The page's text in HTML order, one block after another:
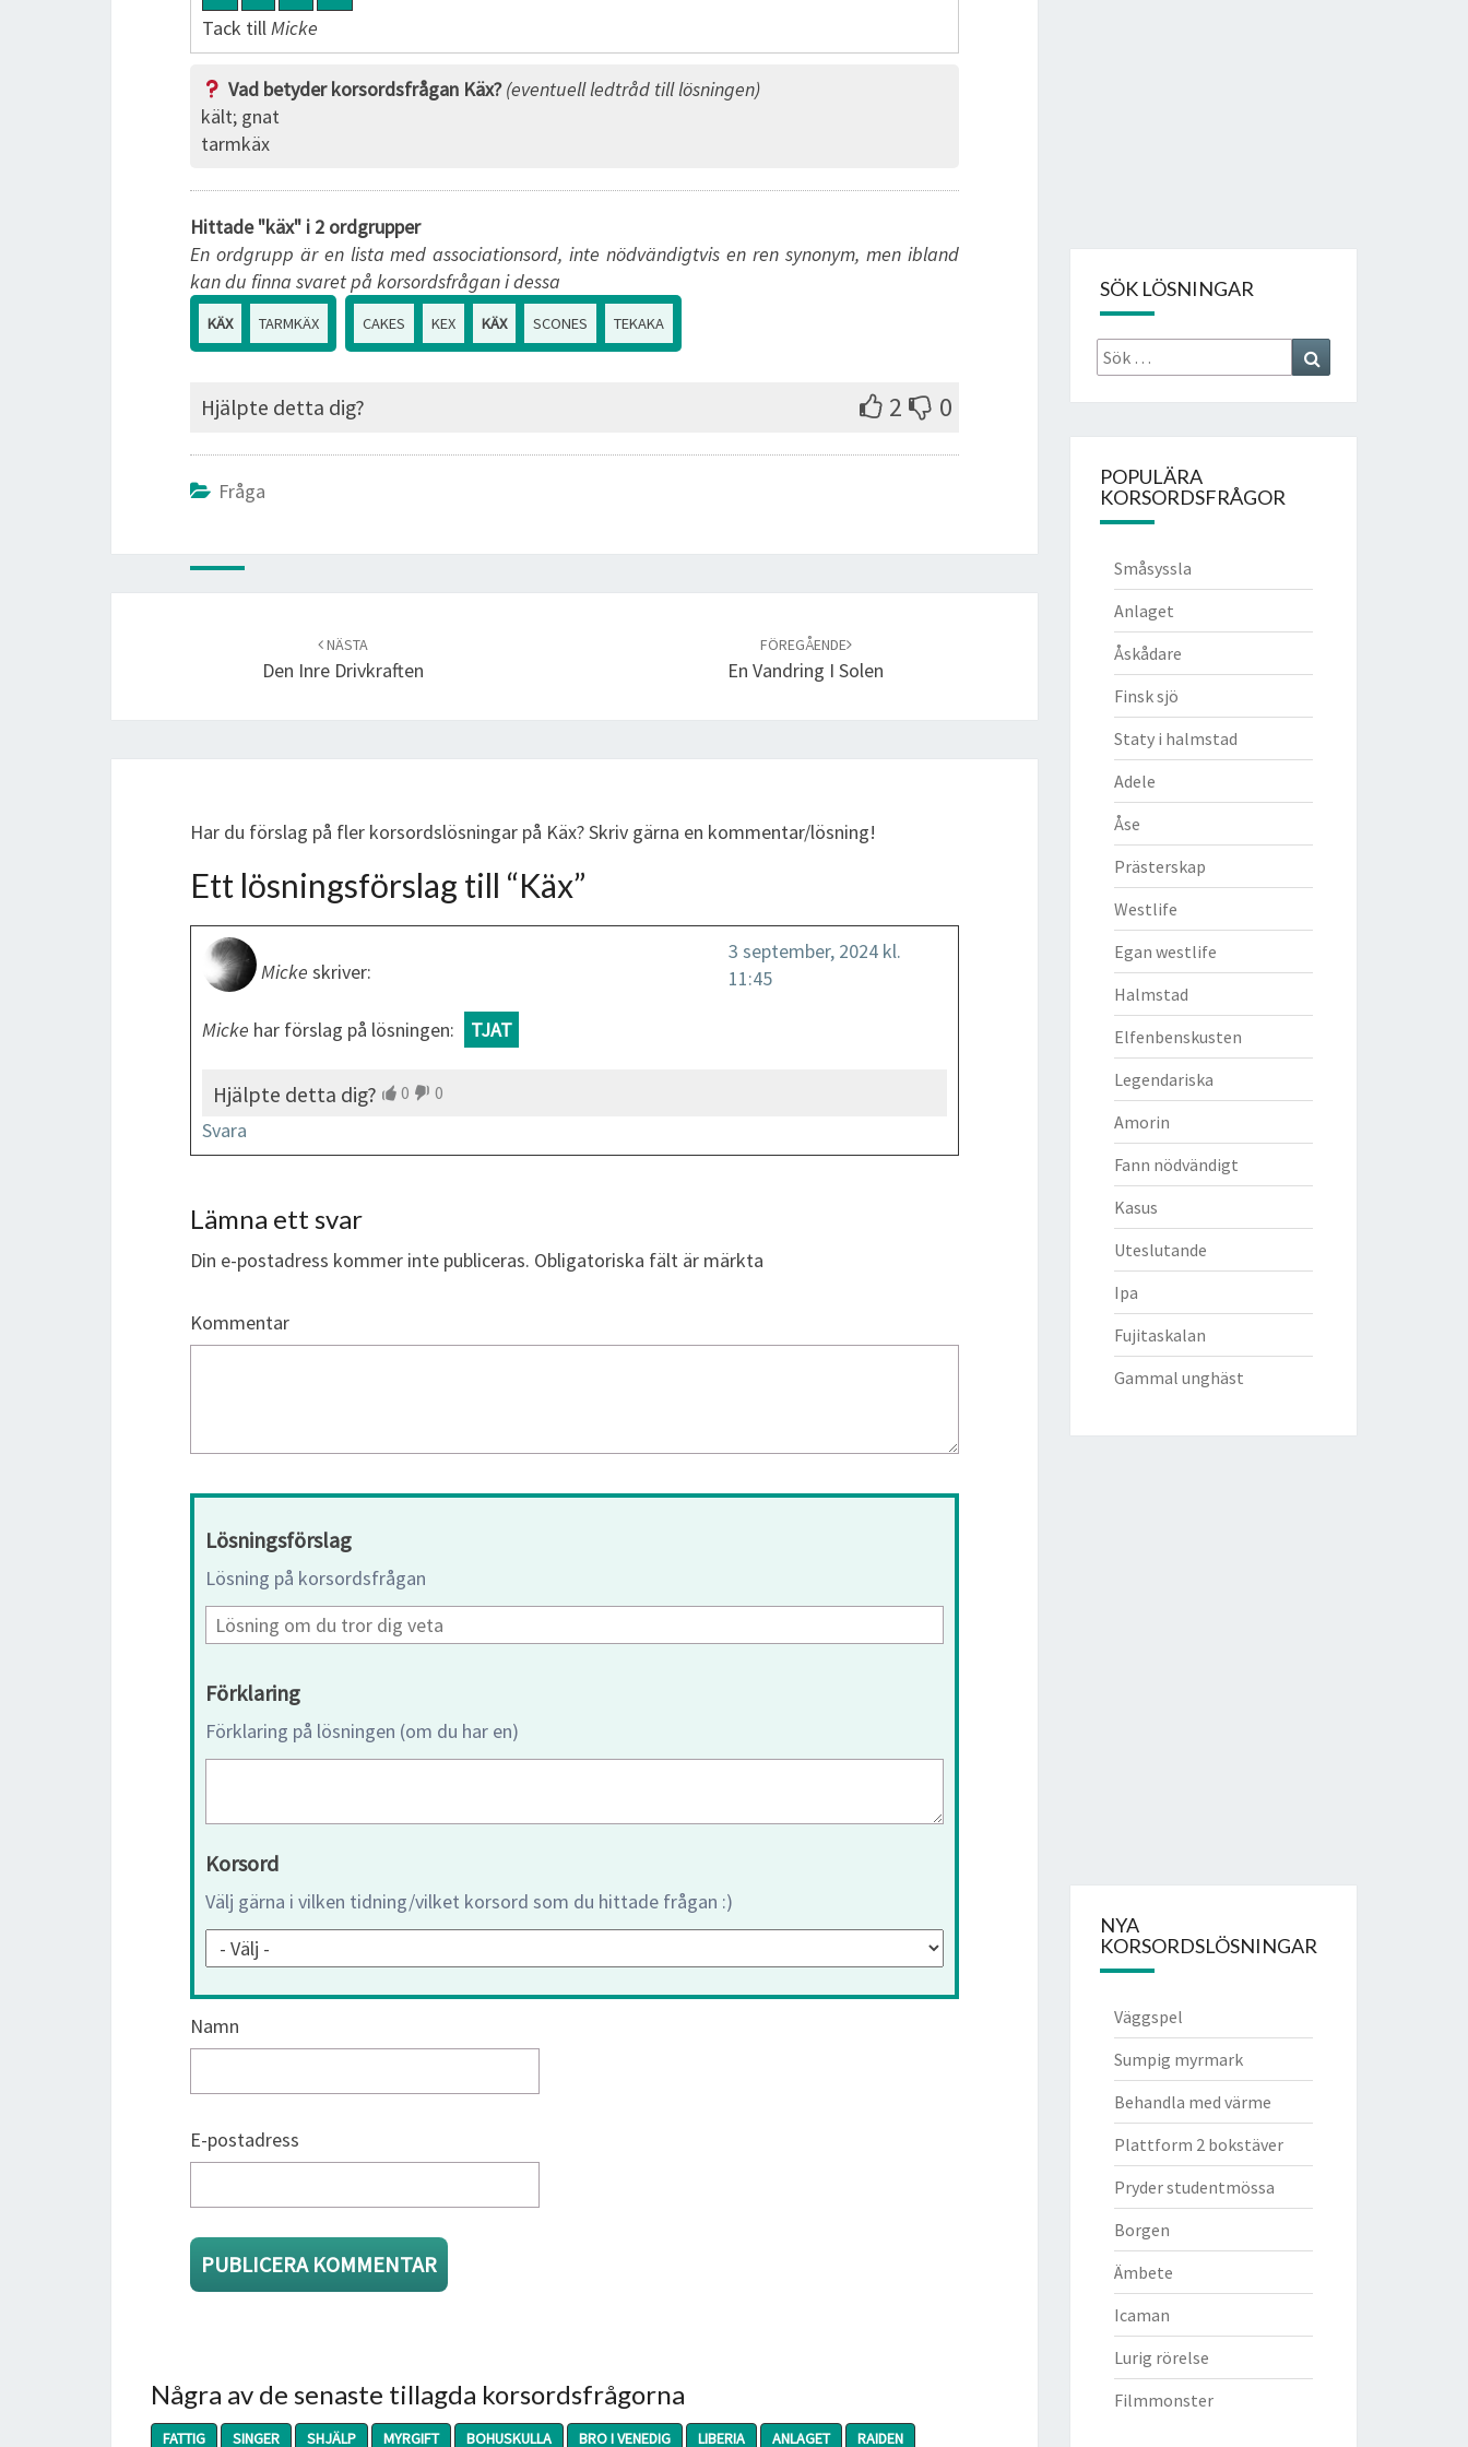
Tack tillMicke
Vad betyder korsordsfrågan Käx? (eventuell ledtråd till lösningen)
kält; gnat
tarmkäx
Hittade "käx" i 2 ordgrupper
En ordgrupp är en lista med associationsord, inte nödvändigtvis en ren synonym, men ibland
kan du finna svaret på korsordsfrågan i dessa
KÄX TARMKÄX CAKES KEX KÄX SCONES TEKAKA
Hjälpte detta dig? 2 0
Fråga
NÄSTA
Den Inre Drivkraften
FÖREGÅENDE
En Vandring I Solen
Har du förslag på fler korsordslösningar på Käx? Skriv gärna en kommentar/lösning!
Ett lösningsförslag till “Käx”
Micke skriver:
3 september, 2024 kl.
11:45
Micke har förslag på lösningen: TJAT
Hjälpte detta dig? 0 0
Svara
Lämna ett svar
Din e-postadress kommer inte publiceras. Obligatoriska fält är märkta
Kommentar
Lösningsförslag
Lösning på korsordsfrågan
Förklaring
Förklaring på lösningen (om du har en)
Korsord
Välj gärna i vilken tidning/vilket korsord som du hittade frågan :)
Namn
E-postadress
Några av de senaste tillagda korsordsfrågorna
FATTIG SINGER SHJÄLP MYRGIFT BOHUSKULLA BRO I VENEDIG LIBERIA ANLAGET RAIDEN
SÖK LÖSNINGAR
Sök
efter:
POPULÄRA
KORSORDSFRÅGOR
Småsyssla
Anlaget
Åskådare
Finsk sjö
Staty i halmstad
Adele
Åse
Prästerskap
Westlife
Egan westlife
Halmstad
Elfenbenskusten
Legendariska
Amorin
Fann nödvändigt
Kasus
Uteslutande
Ipa
Fujitaskalan
Gammal unghäst
NYA
KORSORDSLÖSNINGAR
Väggspel
Sumpig myrmark
Behandla med värme
Plattform 2 bokstäver
Pryder studentmössa
Borgen
Ämbete
Icaman
Lurig rörelse
Filmmonster